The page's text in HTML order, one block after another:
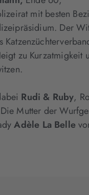
mit besten
Der
zu Kurzatmigkeit
Rudi & Ruby,
Mutter der
Adèle La Belle